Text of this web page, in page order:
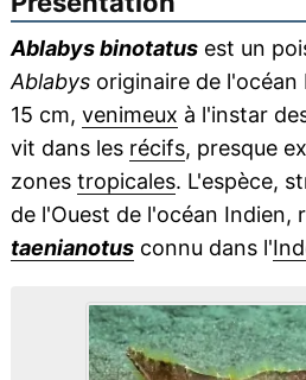
Ablabys binotatusest un
Ablabysoriginaire de l'océan
15 cm, venimeux à l'instar
vit dans les récifs, presque
zones tropicales. L'espèce,
de l'Ouest de l'océan Indien,
taenianotusconnu dans l'